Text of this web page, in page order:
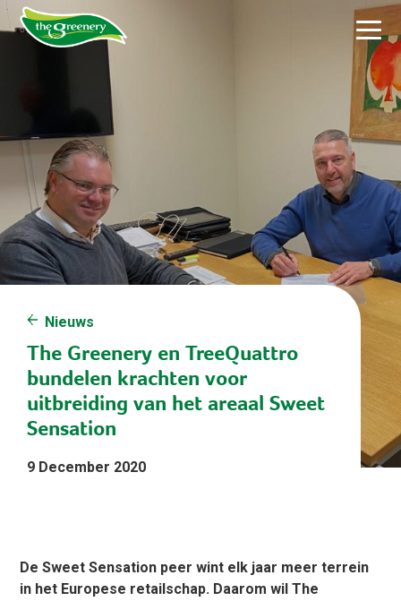
Nieuws
The Greenery en TreeQuattro
bundelen krachten voor
uitbreiding van het areaal Sweet
Sensation
9 December 2020
De Sweet Sensation peer wint elk jaar meer terrein
in het Europese retailschap. Daarom wil The